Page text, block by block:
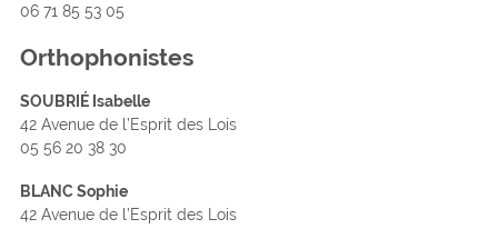
06 71 85 53 05
Orthophonistes
SOUBRIÉ Isabelle
42 Avenue de l’Esprit des Lois
05 56 20 38 30
BLANC Sophie
42 Avenue de l’Esprit des Lois